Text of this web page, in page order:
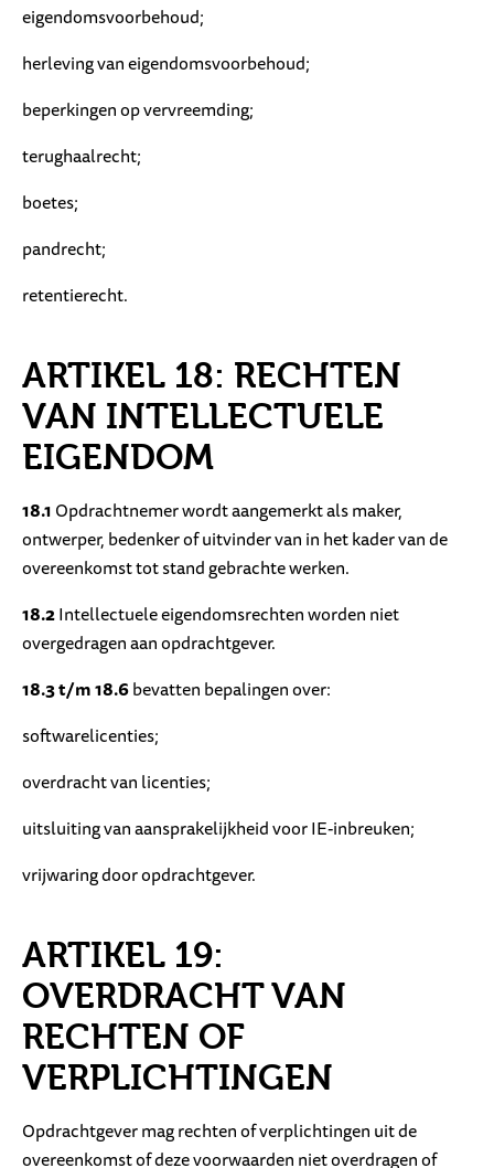
eigendomsvoorbehoud;
herleving van eigendomsvoorbehoud;
beperkingen op vervreemding;
terughaalrecht;
boetes;
pandrecht;
retentierecht.
ARTIKEL 18: RECHTEN
VAN INTELLECTUELE
EIGENDOM
18.1Opdrachtnemer wordt aangemerkt als maker,
ontwerper, bedenker of uitvinder van in het kader van de
overeenkomst tot stand gebrachte werken.
18.2Intellectuele eigendomsrechten worden niet
overgedragen aan opdrachtgever.
18.3 t/m 18.6bevatten bepalingen over:
softwarelicenties;
overdracht van licenties;
uitsluiting van aansprakelijkheid voor IE-inbreuken;
vrijwaring door opdrachtgever.
ARTIKEL 19:
OVERDRACHT VAN
RECHTEN OF
VERPLICHTINGEN
Opdrachtgever mag rechten of verplichtingen uit de
overeenkomst of deze voorwaarden niet overdragen of